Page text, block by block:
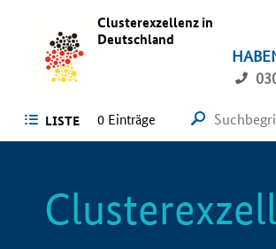
Clusterexzellenz in
Deutschland
LISTE 0 Einträge